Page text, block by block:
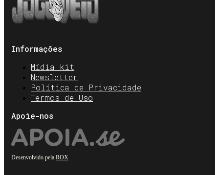
Informações
Mídia kit
Newsletter
Política de Privacidade
Termos de Uso
Apoie-nos
Desenvolvido pela ROX